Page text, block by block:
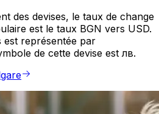
des devises, le taux de change
est le taux BGN vers USD.
est représentée par
de cette devise est лв.